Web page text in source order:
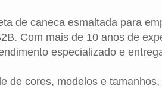
de caneca esmaltada para
Com mais de 10 anos de
especializado e
de cores, modelos e